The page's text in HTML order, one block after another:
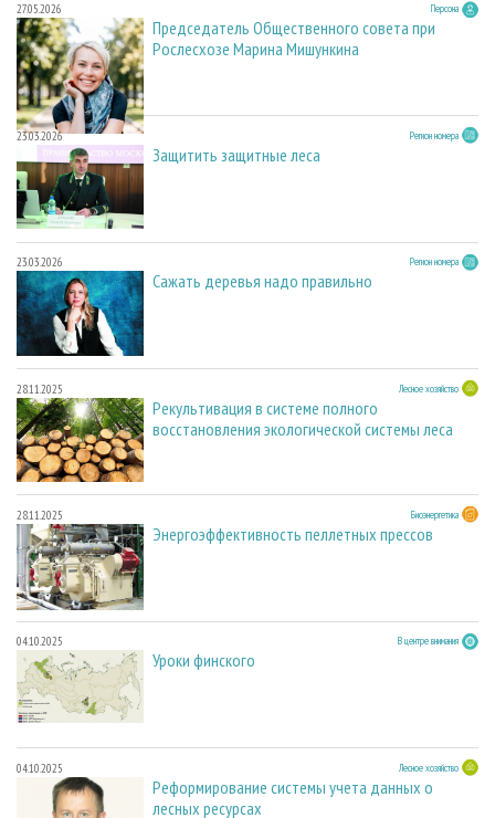
27.05.2026 Персона
Председатель Общественного совета при
Рослесхозе Марина Мишункина
23.03.2026 Регион номера
Защитить защитные леса
23.03.2026 Регион номера
Сажать деревья надо правильно
28.11.2025 Лесное хозяйство
Рекультивация в системе полного
восстановления экологической системы леса
28.11.2025 Биоэнергетика
Энергоэффективность пеллетных прессов
04.10.2025 В центре внимания
Уроки финского
04.10.2025 Лесное хозяйство
Реформирование системы учета данных о
лесных ресурсах